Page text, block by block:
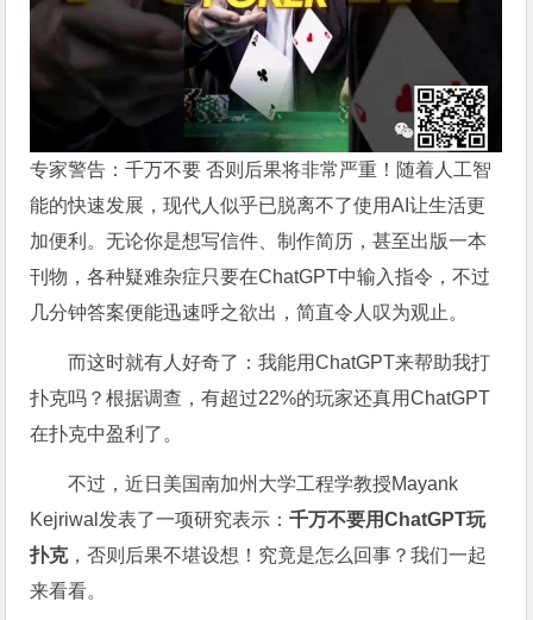
专家警告：千万不要 否则后果将非常严重！随着人工智
能的快速发展，现代人似乎已脱离不了使用AI让生活更
加便利。无论你是想写信件、制作简历，甚至出版一本
刊物，各种疑难杂症只要在ChatGPT中输入指令，不过
几分钟答案便能迅速呼之欲出，简直令人叹为观止。
而这时就有人好奇了：我能用ChatGPT来帮助我打
扑克吗？根据调查，有超过22%的玩家还真用ChatGPT
在扑克中盈利了。
不过，近日美国南加州大学工程学教授Mayank
Kejriwal发表了一项研究表示：千万不要用ChatGPT玩
扑克，否则后果不堪设想！究竟是怎么回事？我们一起
来看看。